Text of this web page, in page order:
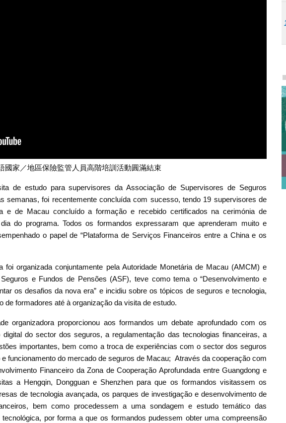
國家／地區保險監管人員高階培訓活動圓滿結束
de estudo para supervisores da Associação de Supervisores de Seguros
semanas, foi recentemente concluída com sucesso, tendo 19 supervisores de
e de Macau concluído a formação e recebido certificados na cerimónia de
do programa. Todos os formandos expressaram que aprenderam muito e
o papel de “Plataforma de Serviços Financeiros entre a China e os
foi organizada conjuntamente pela Autoridade Monetária de Macau (AMCM) e
e Fundos de Pensões (ASF), teve como tema o “Desenvolvimento e
os desafios da nova era” e incidiu sobre os tópicos de seguros e tecnologia,
de formadores até à organização da visita de estudo.
organizadora proporcionou aos formandos um debate aprofundado com os
do sector dos seguros, a regulamentação das tecnologias financeiras, a
importantes, bem como a troca de experiências com o sector dos seguros
funcionamento do mercado de seguros de Macau; Através da cooperação com
Financeiro da Zona de Cooperação Aprofundada entre Guangdong e
a Hengqin, Dongguan e Shenzhen para que os formandos visitassem os
de tecnologia avançada, os parques de investigação e desenvolvimento de
bem como procedessem a uma sondagem e estudo temático das
por forma a que os formandos pudessem obter uma compreensão